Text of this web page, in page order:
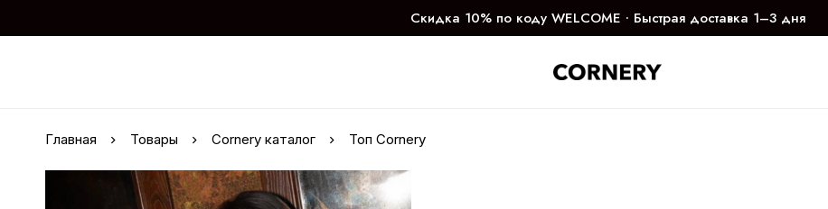
Скидка 10% по коду WELCOME ∙ Быстрая доставка 1–3 дня
Главная Товары Cornery каталог Топ Cornery